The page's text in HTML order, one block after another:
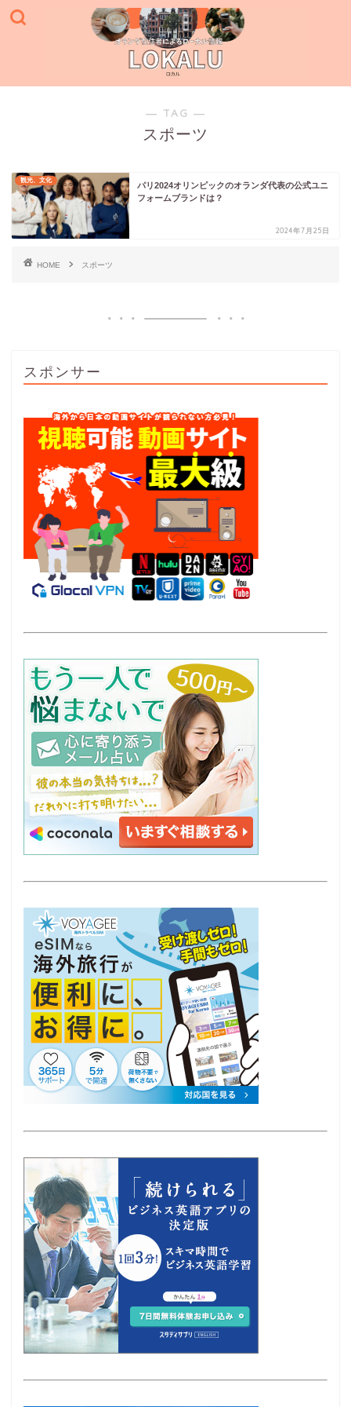
― TAG ―
スポーツ
観光、文化
パリ2024オリンピックのオランダ代表の公式ユニ
フォームブランドは？
2024年7月25日
HOME スポーツ
スポンサー